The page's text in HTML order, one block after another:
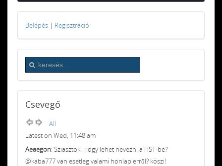
Belépés | Regisztráció
Csevegő
All
Latest on Wed, 11:48 am
Aeaegon: Sziasztok! Hogy lehet nevezni a HST-be?
@kaba777 van esetleg valami honlap erről? köszi!